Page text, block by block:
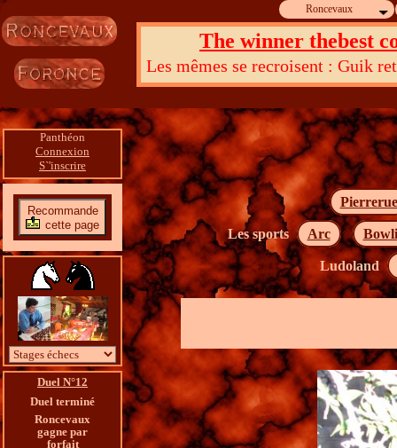
Roncevaux
The winner thebest
Les mêmes se recroisent : Guik
Panthéon
Connexion
S`'inscrire
Recommande
cette page
Duel N°12
Duel terminé
Roncevaux
gagne par
forfait
Pierrerue
Les sports Arc
Ludoland